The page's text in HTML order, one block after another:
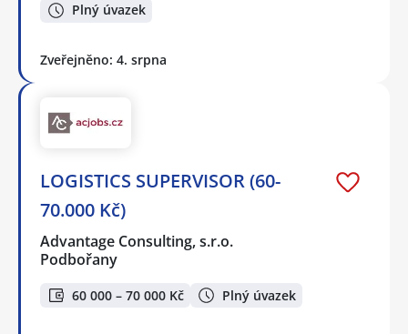
Plný úvazek
Zveřejněno: 4. srpna
LOGISTICS SUPERVISOR (60-
70.000 Kč)
Advantage Consulting, s.r.o.
Podbořany
60 000 – 70 000 Kč Plný úvazek